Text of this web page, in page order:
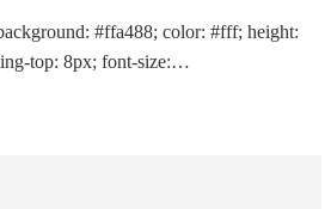
#ffa488; color: #fff; height:
top: 8px; font-size:…